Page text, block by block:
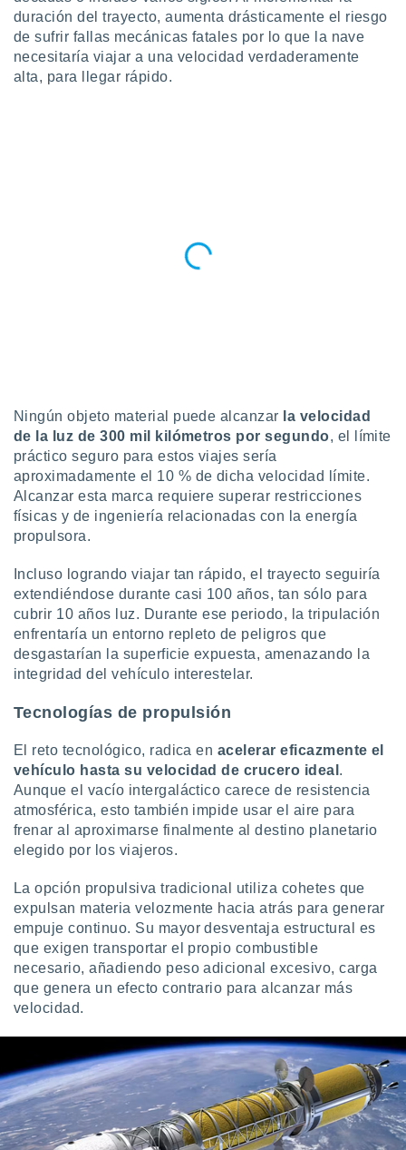
perfiles
utilizar
con el
e
mediante
publicidad
publicidad
duración del trayecto, aumenta drásticamente el riesgo
de sufrir fallas mecánicas fatales por lo que la nave
necesitaría viajar a una velocidad verdaderamente
alta, para llegar rápido.
Ningún objeto material puede alcanzar la velocidad
de la luz de 300 mil kilómetros por segundo, el límite
práctico seguro para estos viajes sería
aproximadamente el 10 % de dicha velocidad límite.
Alcanzar esta marca requiere superar restricciones
físicas y de ingeniería relacionadas con la energía
propulsora.
Incluso logrando viajar tan rápido, el trayecto seguiría
extendiéndose durante casi 100 años, tan sólo para
cubrir 10 años luz. Durante ese periodo, la tripulación
enfrentaría un entorno repleto de peligros que
desgastarían la superficie expuesta, amenazando la
integridad del vehículo interestelar.
Tecnologías de propulsión
El reto tecnológico, radica en acelerar eficazmente el
vehículo hasta su velocidad de crucero ideal .
Aunque el vacío intergaláctico carece de resistencia
atmosférica, esto también impide usar el aire para
frenar al aproximarse finalmente al destino planetario
elegido por los viajeros.
La opción propulsiva tradicional utiliza cohetes que
expulsan materia velozmente hacia atrás para generar
empuje continuo. Su mayor desventaja estructural es
que exigen transportar el propio combustible
necesario, añadiendo peso adicional excesivo, carga
que genera un efecto contrario para alcanzar más
velocidad.